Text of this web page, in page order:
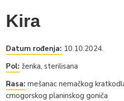
Kira
Datum rođenja: 10.10.2024.
Pol: ženka, sterilisana
Rasa: mešanac nemačkog
crnogorskog planinskog goniča